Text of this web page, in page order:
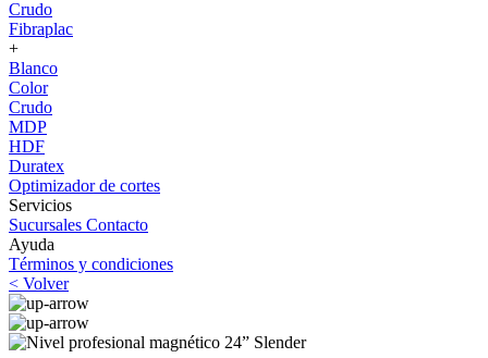
Crudo
Fibraplac
+
Blanco
Color
Crudo
MDP
HDF
Duratex
Optimizador de cortes
Servicios
Sucursales Contacto
Ayuda
Términos y condiciones
< Volver